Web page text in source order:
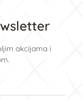
akcijama i